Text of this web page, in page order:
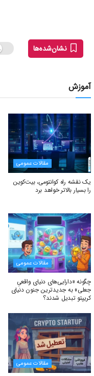
نشان‌شده‌ها
آموزش
مقالات عمومی
یک نقشه راه کوانتومی، بیت‌کوین
را بسیار بالاتر خواهد برد
مقالات عمومی
چگونه «دارایی‌های دنیای واقعیِ
جعلی» به جدیدترین جنون دنیای
کریپتو تبدیل شدند؟
مقالات عمومی